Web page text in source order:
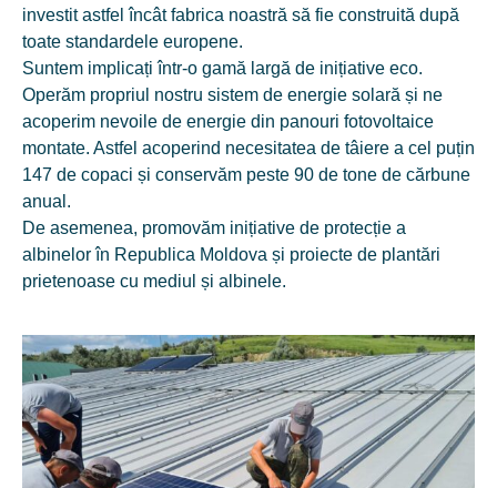
investit astfel încât fabrica noastră să fie construită după
toate standardele europene.
Suntem implicați într-o gamă largă de inițiative eco.
Operăm propriul nostru sistem de energie solară și ne
acoperim nevoile de energie din panouri fotovoltaice
montate. Astfel acoperind necesitatea de tâiere a cel puțin
147 de copaci și conservăm peste 90 de tone de cărbune
anual.
De asemenea, promovăm inițiative de protecție a
albinelor în Republica Moldova și proiecte de plantări
prietenoase cu mediul și albinele.